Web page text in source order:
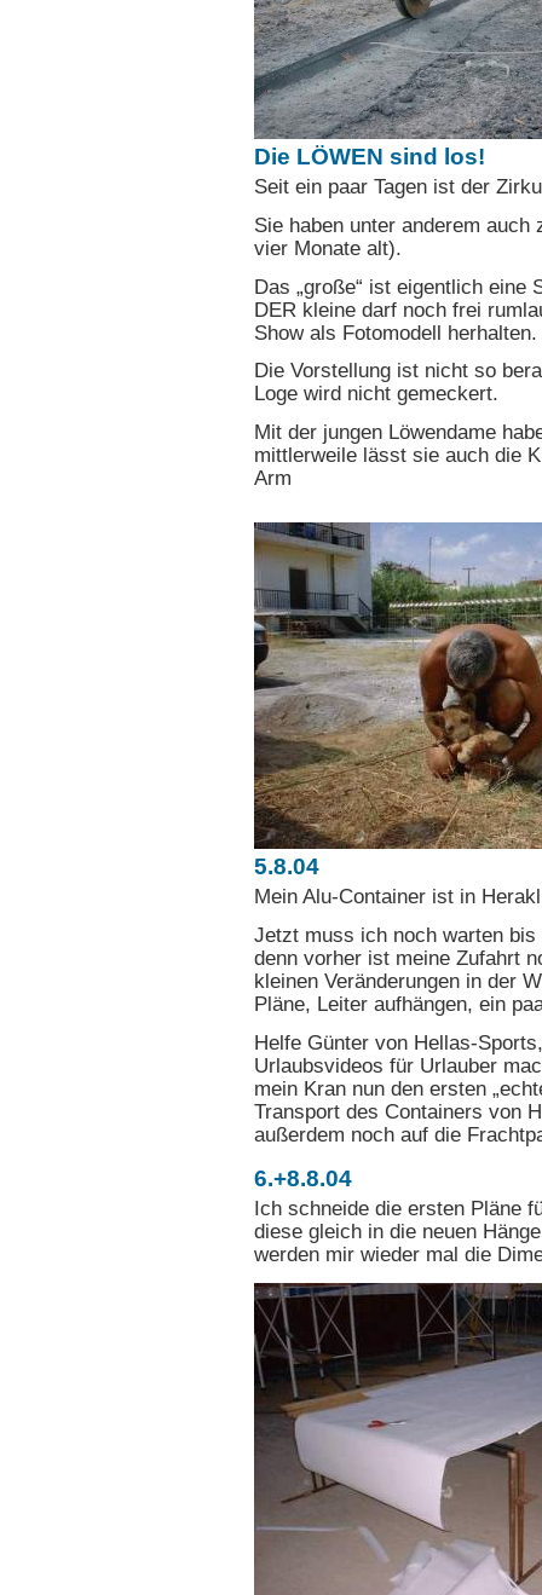
Die LÖWEN sind los!
Seit ein paar Tagen ist der
Sie haben unter anderem
vier Monate alt).
Das „große“ ist eigentlich eine
DER kleine darf noch frei
Show als Fotomodell herhalten.
Die Vorstellung ist nicht so
Loge wird nicht gemeckert.
Mit der jungen Löwendame
mittlerweile lässt sie auch die
Arm
5.8.04
Mein Alu-Container ist in
Jetzt muss ich noch warten
denn vorher ist meine Zufahrt
kleinen Veränderungen in der
Pläne, Leiter aufhängen, ein
Helfe Günter von Hellas-
Urlaubsvideos für Urlauber
mein Kran nun den ersten
Transport des Containers von
außerdem noch auf die
6.+8.8.04
Ich schneide die ersten Pläne
diese gleich in die neuen
werden mir wieder mal die